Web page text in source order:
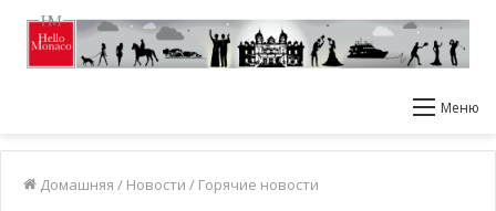
Меню
Домашняя / Новости / Горячие новости